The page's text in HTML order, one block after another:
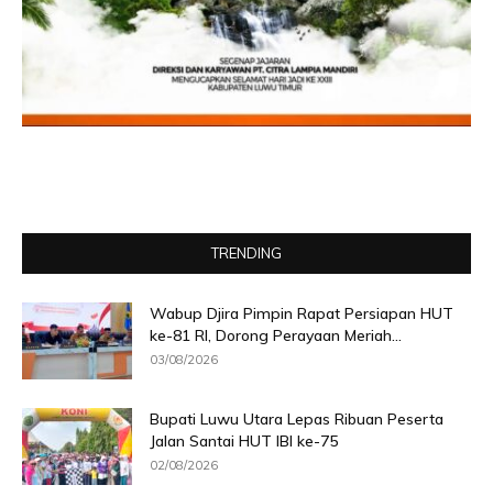
TRENDING
Wabup Djira Pimpin Rapat Persiapan HUT
ke-81 RI, Dorong Perayaan Meriah...
03/08/2026
Bupati Luwu Utara Lepas Ribuan Peserta
Jalan Santai HUT IBI ke-75
02/08/2026